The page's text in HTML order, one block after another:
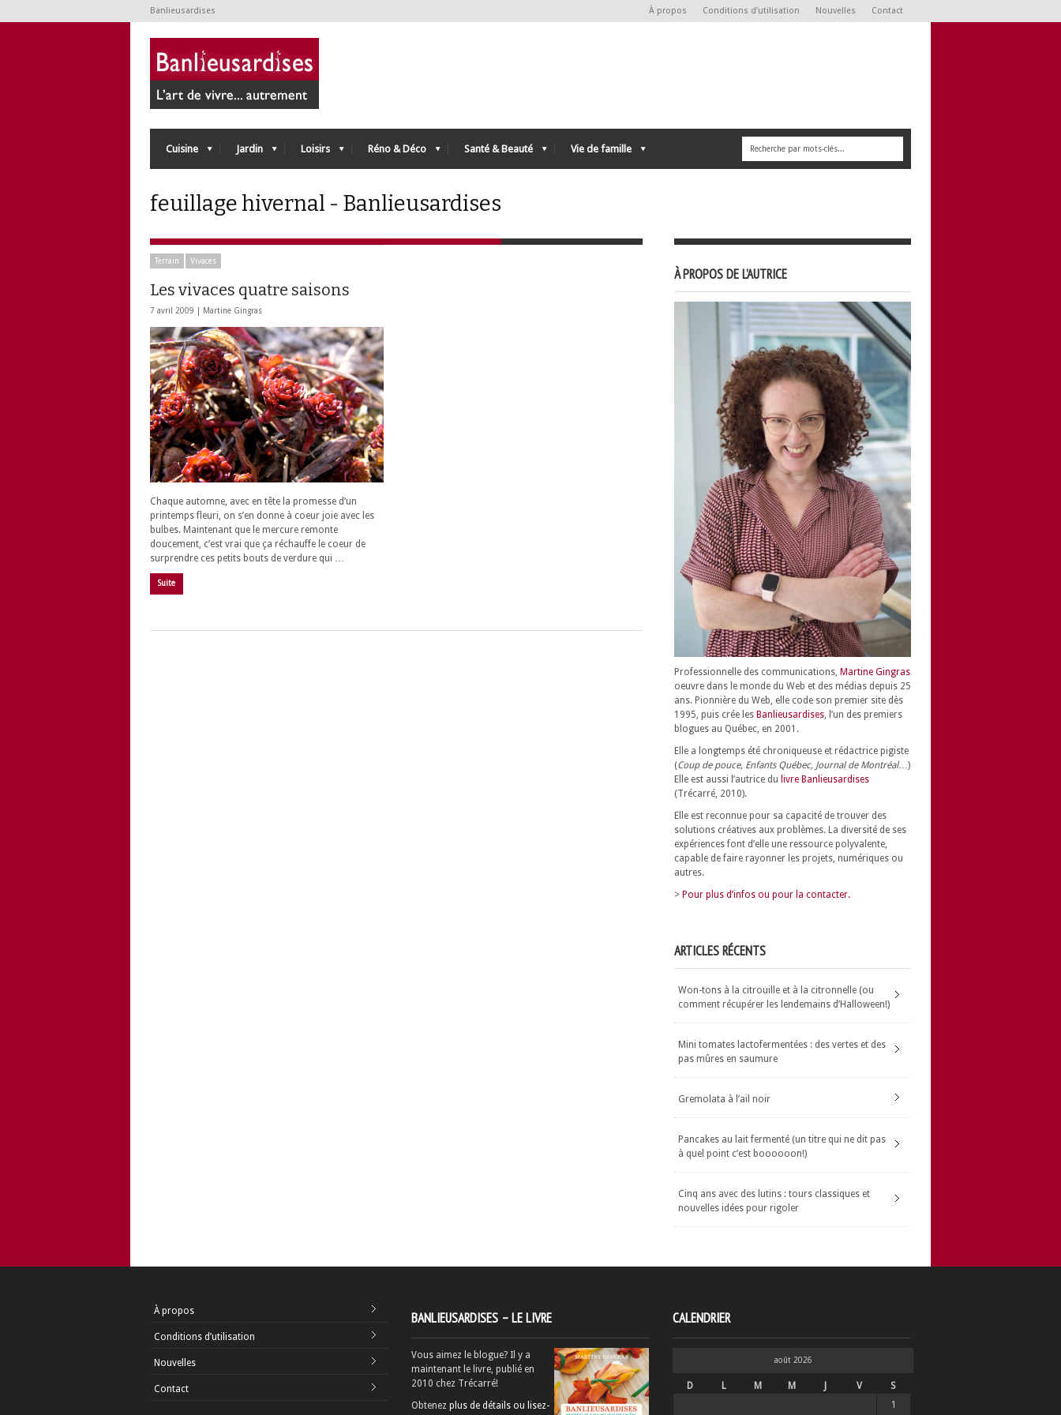
Banlieusardises À propos Conditions d’utilisation Nouvelles Contact
Cuisine Jardin Loisirs Réno & Déco Santé & Beauté Vie de famille
feuillage hivernal - Banlieusardises
Terrain Vivaces
Les vivaces quatre saisons
7 avril 2009 | Martine Gingras
Chaque automne, avec en tête la promesse d’un
printemps fleuri, on s’en donne à coeur joie avec les
bulbes. Maintenant que le mercure remonte
doucement, c’est vrai que ça réchauffe le coeur de
surprendre ces petits bouts de verdure qui …
Suite
À PROPOS DE L’AUTRICE
Professionnelle des communications, Martine Gingras
oeuvre dans le monde du Web et des médias depuis 25
ans. Pionnière du Web, elle code son premier site dès
1995, puis crée les Banlieusardises , l’un des premiers
blogues au Québec, en 2001.
Elle a longtemps été chroniqueuse et rédactrice pigiste
(Coup de pouce, Enfants Québec, Journal de Montréal…)
Elle est aussi l’autrice du livre Banlieusardises
(Trécarré, 2010).
Elle est reconnue pour sa capacité de trouver des
solutions créatives aux problèmes. La diversité de ses
expériences font d’elle une ressource polyvalente,
capable de faire rayonner les projets, numériques ou
autres.
> Pour plus d’infos ou pour la contacter.
ARTICLES RÉCENTS
Won-tons à la citrouille et à la citronnelle (ou
comment récupérer les lendemains d’Halloween!)
Mini tomates lactofermentées : des vertes et des
pas mûres en saumure
Gremolata à l’ail noir
Pancakes au lait fermenté (un titre qui ne dit pas
à quel point c’est boooooon!)
Cinq ans avec des lutins : tours classiques et
nouvelles idées pour rigoler
À propos
Conditions d’utilisation
Nouvelles
Contact
BANLIEUSARDISES – LE LIVRE
Vous aimez le blogue? Il y a
maintenant le livre, publié en
2010 chez Trécarré!
Obtenez plus de détails ou lisez-
CALENDRIER
août 2026
D L M M J V
S
1